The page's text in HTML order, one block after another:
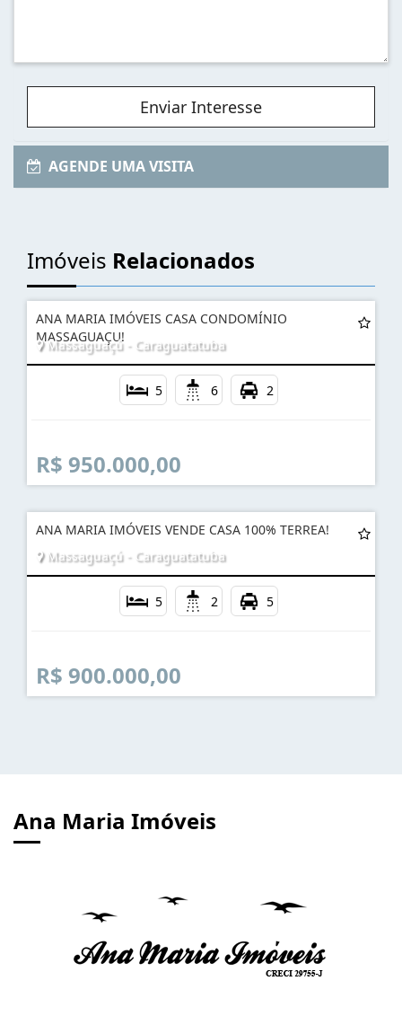
Enviar Interesse
AGENDE UMA VISITA
Imóveis Relacionados
ANA MARIA IMÓVEIS CASA CONDOMÍNIO
MASSAGUAÇU!
Massaguaçú - Caraguatatuba
5 6 2
R$ 950.000,00
ANA MARIA IMÓVEIS VENDE CASA 100% TERREA!
Massaguaçú - Caraguatatuba
5 2 5
R$ 900.000,00
Ana Maria Imóveis